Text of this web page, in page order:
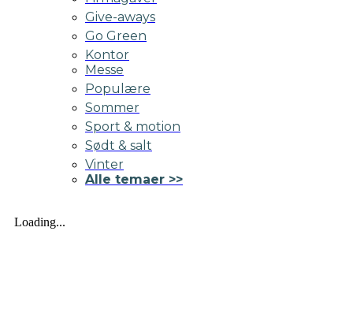
Give-aways
Go Green
Kontor
Messe
Populære
Sommer
Sport & motion
Sødt & salt
Vinter
Alle temaer >>
Loading...